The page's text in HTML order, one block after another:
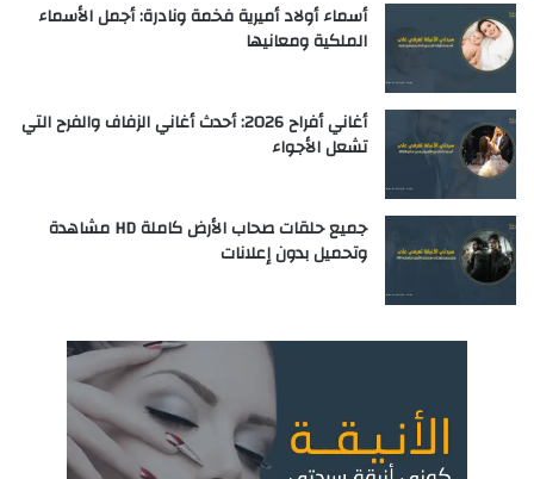
أسماء أولاد أميرية فخمة ونادرة: أجمل الأسماء
الملكية ومعانيها
أغاني أفراح 2026: أحدث أغاني الزفاف والفرح التي
تشعل الأجواء
جميع حلقات صحاب الأرض كاملة HD مشاهدة
وتحميل بدون إعلانات